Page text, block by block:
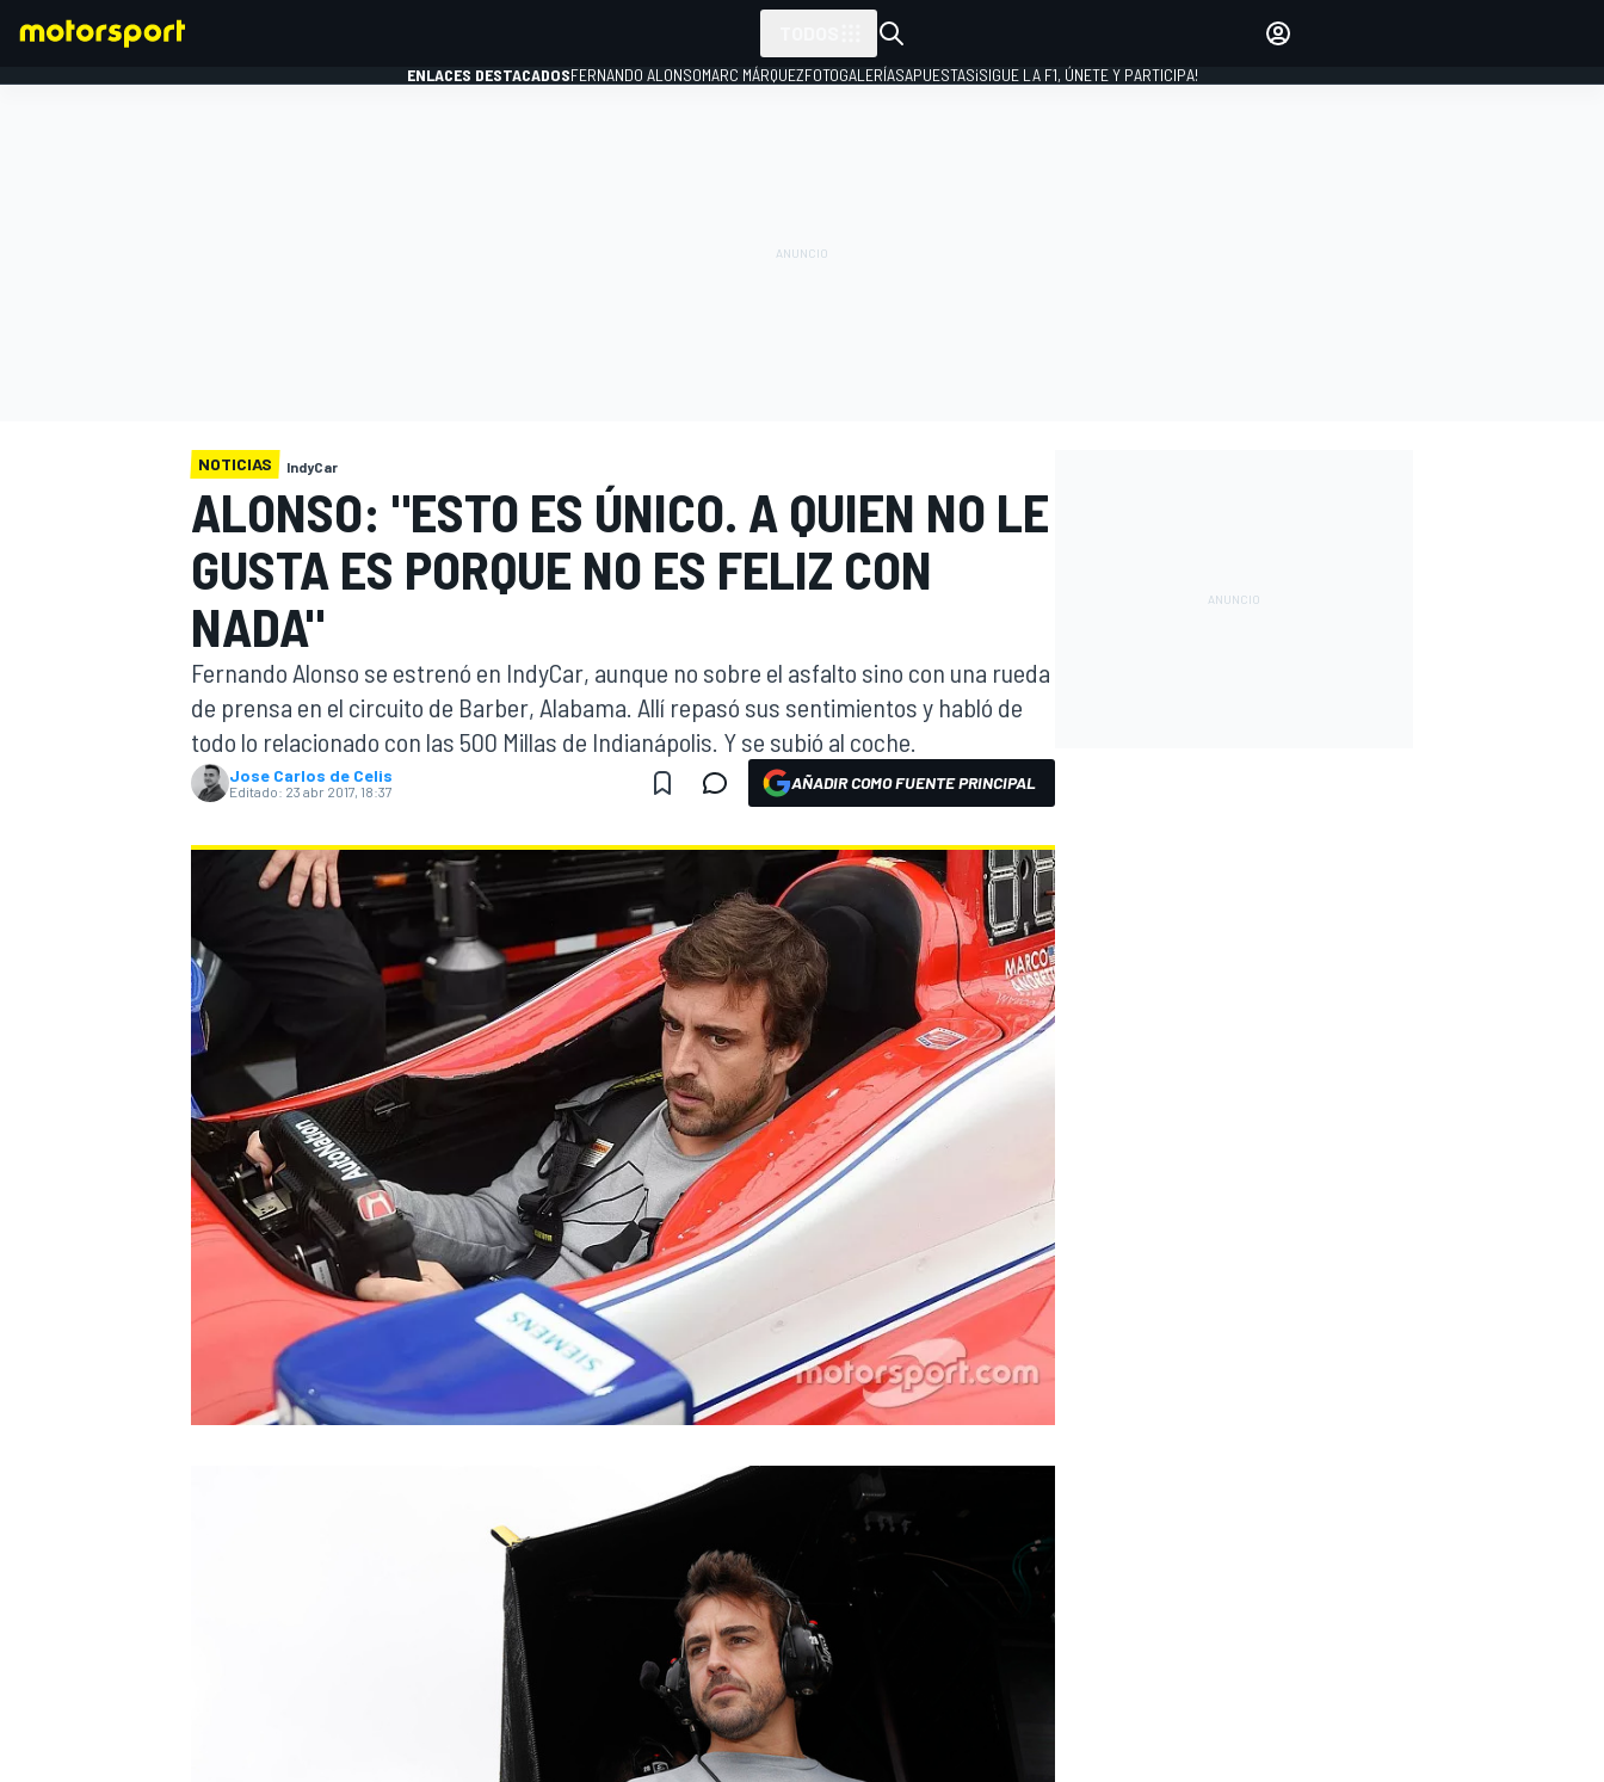
WEC FÓRMULA E
ENLACES DESTACADOSFERNANDO ALONSOMARC MÁRQUEZFOTOGALERÍASAPUESTAS¡SIGUE LA F1, ÚNETE Y PARTICIPA!
NOTICIAS IndyCar
ALONSO: "ESTO ES ÚNICO. A QUIEN NO LE
GUSTA ES PORQUE NO ES FELIZ CON
NADA"
Fernando Alonso se estrenó en IndyCar, aunque no sobre el asfalto sino con una rueda
de prensa en el circuito de Barber, Alabama. Allí repasó sus sentimientos y habló de
todo lo relacionado con las 500 Millas de Indianápolis. Y se subió al coche.
Jose Carlos de Celis
Editado: 23 abr 2017, 18:37 AÑADIR COMO FUENTE PRINCIPAL